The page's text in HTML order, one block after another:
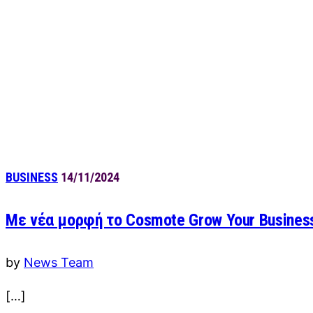
BUSINESS 14/11/2024
Με νέα μορφή το Cosmote Grow Your
by News Team
[…]